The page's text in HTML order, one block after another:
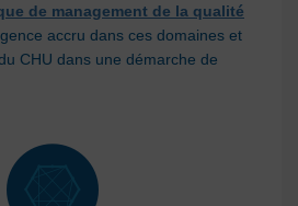
de management de la qualité
accru dans ces domaines et
CHU dans une démarche de